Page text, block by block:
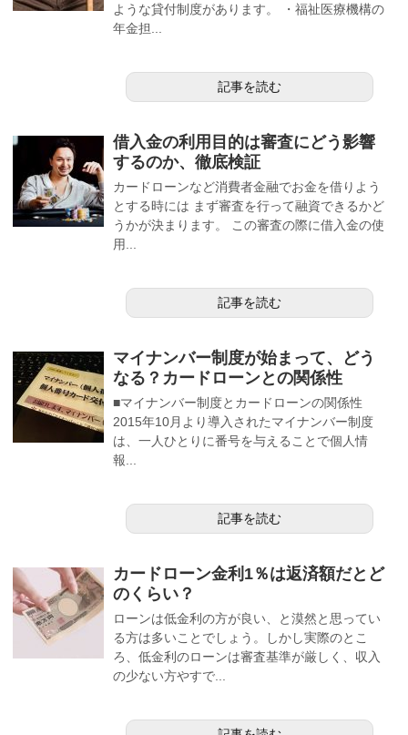
ような貸付制度があります。 ・福祉医療機構の
年金担...
記事を読む
借入金の利用目的は審査にどう影響
するのか、徹底検証
カードローンなど消費者金融でお金を借りよう
とする時には まず審査を行って融資できるかど
うかが決まります。 この審査の際に借入金の使
用...
記事を読む
マイナンバー制度が始まって、どう
なる？カードローンとの関係性
■マイナンバー制度とカードローンの関係性
2015年10月より導入されたマイナンバー制度
は、一人ひとりに番号を与えることで個人情
報...
記事を読む
カードローン金利1％は返済額だとど
のくらい？
ローンは低金利の方が良い、と漠然と思ってい
る方は多いことでしょう。しかし実際のとこ
ろ、低金利のローンは審査基準が厳しく、収入
の少ない方やすで...